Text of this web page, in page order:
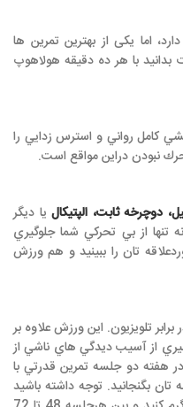
اما یکی از بهترين تمرین ها
با هر ده دقيقه هولاهوپ
كامل رواني و استرس زدايي را
تحرك نبودن دراين مواقع است.
دوچرخه ثابت، الپتیکاليا ديگر
تنها از بي تحركي شما جلوگيري
تان را ببينيد و هم ورزش
تلويزيون. اين ورزش علاوه بر
از آسيب ديدگي هاي ناشي از
دو جلسه تمرين قدرتي با
تان بگنجانيد. توجه داشته باشيد